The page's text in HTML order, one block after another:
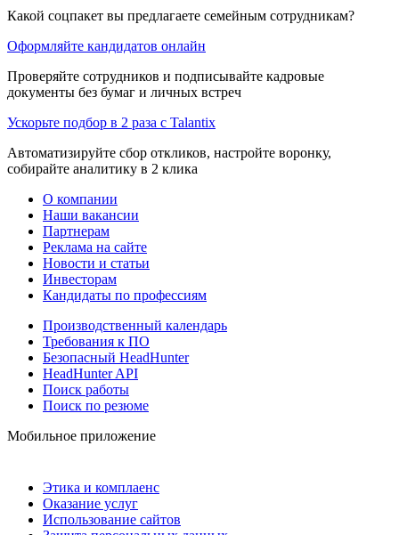
Какой соцпакет вы предлагаете семейным сотрудникам?
Оформляйте кандидатов онлайн
Проверяйте сотрудников и подписывайте кадровые
документы без бумаг и личных встреч
Ускорьте подбор в 2 раза с Talantix
Автоматизируйте сбор откликов, настройте воронку,
собирайте аналитику в 2 клика
О компании
Наши вакансии
Партнерам
Реклама на сайте
Новости и статьи
Инвесторам
Кандидаты по профессиям
Производственный календарь
Требования к ПО
Безопасный HeadHunter
HeadHunter API
Поиск работы
Поиск по резюме
Мобильное приложение
Этика и комплаенс
Оказание услуг
Использование сайтов